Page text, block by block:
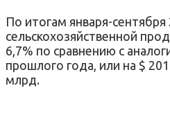
По итогам января-
сельскохозяйственной
6,7% по сравнению с
прошлого года, или на $
млрд.